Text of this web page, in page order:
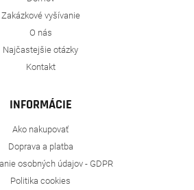
Zakázkové vyšívanie
O nás
Najčastejšie otázky
Kontakt
INFORMÁCIE
Ako nakupovať
Doprava a platba
osobných údajov - GDPR
Politika cookies